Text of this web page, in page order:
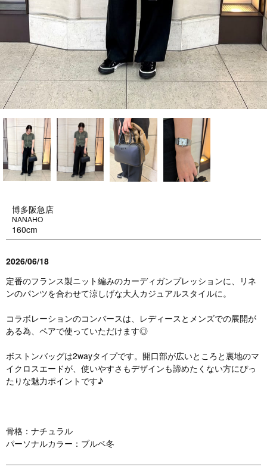
博多阪急店
NANAHO
160cm
2026/06/18
定番のフランス製ニット編みのカーディガンプレッションに、リネ
ンのパンツを合わせて涼しげな大人カジュアルスタイルに。
コラボレーションのコンバースは、レディースとメンズでの展開が
ある為、ペアで使っていただけます◎
ボストンバッグは2wayタイプです。開口部が広いところと裏地のマ
イクロスエードが、使いやすさもデザインも諦めたくない方にぴっ
たりな魅力ポイントです♪
骨格：ナチュラル
パーソナルカラー：ブルベ冬